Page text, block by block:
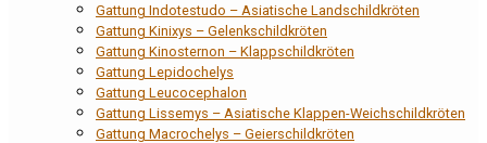
Gattung Indotestudo – Asiatische Landschildkröten
Gattung Kinixys – Gelenkschildkröten
Gattung Kinosternon – Klappschildkröten
Gattung Lepidochelys
Gattung Leucocephalon
Gattung Lissemys – Asiatische Klappen-Weichschildkröten
Gattung Macrochelys – Geierschildkröten